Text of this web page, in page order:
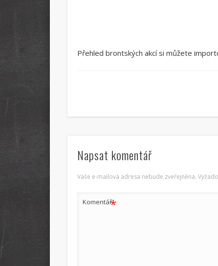
Přehled brontských akcí si můžete
Napsat komentář
Vaše e-mailová adresa nebude zveřejněna.
Komentář*